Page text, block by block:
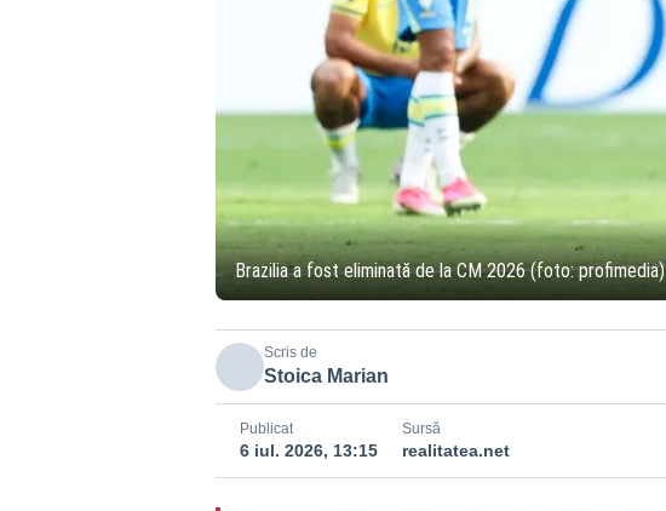
Brazilia a fost eliminată de la CM 2026 (foto: profimedia)
Scris de
Stoica Marian
Publicat
6 iul. 2026, 13:15
Sursă
realitatea.net